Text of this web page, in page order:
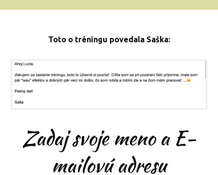
Toto o tréningu povedala Saška:
Zadaj svoje meno a E-
mailovú adresu